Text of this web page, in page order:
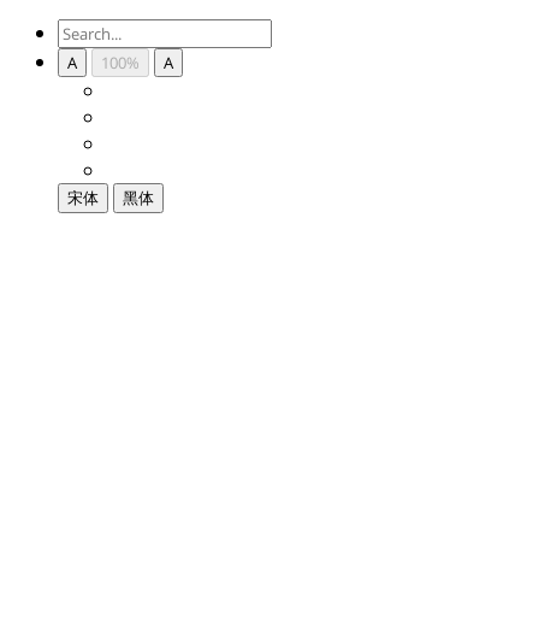
A 100% A
宋体 黑体